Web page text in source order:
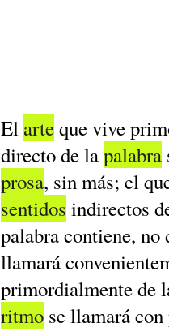
El arteque vive
directo de lapalabra
prosa, sin más; el
sentidos indirectos
palabra contiene,
llamará
primordialmente de
ritmo se llamará